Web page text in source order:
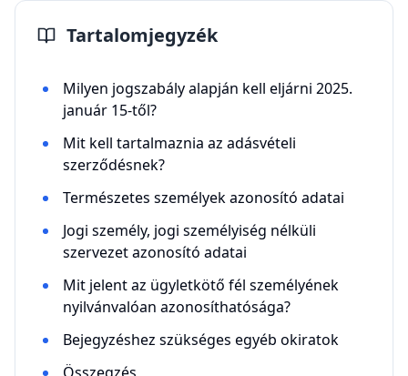
Tartalomjegyzék
Milyen jogszabály alapján kell eljárni 2025.
január 15-től?
Mit kell tartalmaznia az adásvételi
szerződésnek?
Természetes személyek azonosító adatai
Jogi személy, jogi személyiség nélküli
szervezet azonosító adatai
Mit jelent az ügyletkötő fél személyének
nyilvánvalóan azonosíthatósága?
Bejegyzéshez szükséges egyéb okiratok